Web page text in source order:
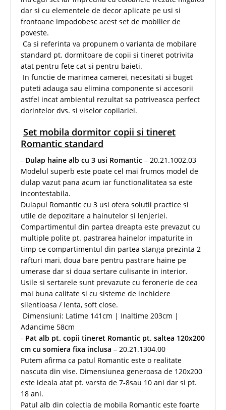
dar si cu elementele de decor aplicate pe usi si
frontoane impodobesc acest set de mobilier de
poveste.
Ca si referinta va propunem o varianta de mobilare
standard pt. dormitoare de copii si tineret potrivita
atat pentru fete cat si pentru baieti.
In functie de marimea camerei, necesitati si buget
puteti adauga sau elimina componente si accesorii
astfel incat ambientul rezultat sa potriveasca perfect
dorintelor dvs. si viselor copilariei.
Set mobila dormitor copii si tineret
Romantic standard
- Dulap haine alb cu 3 usi Romantic – 20.21.1002.03
Modelul superb este poate cel mai frumos model de
dulap vazut pana acum iar functionalitatea sa este
incontestabila.
Dulapul Romantic cu 3 usi ofera solutii practice si
utile de depozitare a hainutelor si lenjeriei.
Compartimentul din partea dreapta este prevazut cu
multiple polite pt. pastrarea hainelor impaturite in
timp ce compartimentul din partea stanga prezinta 2
rafturi mari, doua bare pentru pastrare haine pe
umerase dar si doua sertare culisante in interior.
Usile si sertarele sunt prevazute cu feronerie de cea
mai buna calitate si cu sisteme de inchidere
silentioasa / lenta, soft close.
Dimensiuni: Latime 141cm | Inaltime 203cm |
Adancime 58cm
- Pat alb pt. copii tineret Romantic pt. saltea 120x200
cm cu somiera fixa inclusa – 20.21.1304.00
Putem afirma ca patul Romantic este o realitate
nascuta din vise. Dimensiunea generoasa de 120x200
este ideala atat pt. varsta de 7-8sau 10 ani dar si pt.
18 ani.
Patul alb din colectia de mobila Romantic este foarte